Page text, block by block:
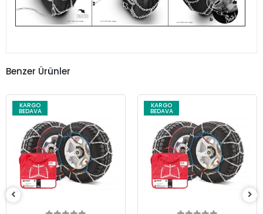
Benzer Ürünler
KARGO
BEDAVA
KARGO
BEDAVA